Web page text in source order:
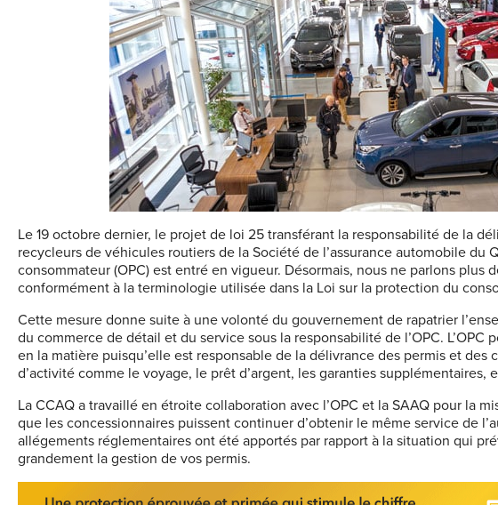
Le 19 octobre dernier, le projet de loi 25 transférant la responsabilité de la
recycleurs de véhicules routiers de la Société de l’assurance automobile du
consommateur (OPC) est entré en vigueur. Désormais, nous ne parlons plus
conformément à la terminologie utilisée dans la Loi sur la protection du
Cette mesure donne suite à une volonté du gouvernement de rapatrier
du commerce de détail et du service sous la responsabilité de l’OPC. L’OPC
en la matière puisqu’elle est responsable de la délivrance des permis et des
d’activité comme le voyage, le prêt d’argent, les garanties supplémentaires,
La CCAQ a travaillé en étroite collaboration avec l’OPC et la SAAQ pour la
que les concessionnaires puissent continuer d’obtenir le même service de
allégements réglementaires ont été apportés par rapport à la situation qui
grandement la gestion de vos permis.